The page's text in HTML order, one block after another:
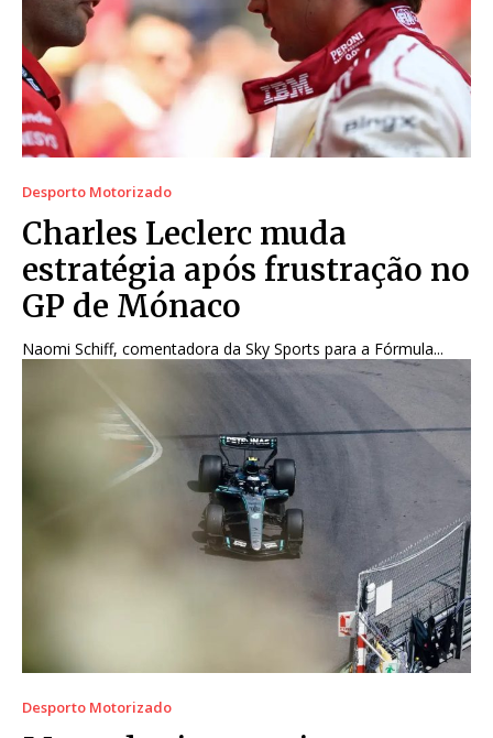
Desporto Motorizado
Charles Leclerc muda
estratégia após frustração no
GP de Mónaco
Naomi Schiff, comentadora da Sky Sports para a Fórmula...
Desporto Motorizado